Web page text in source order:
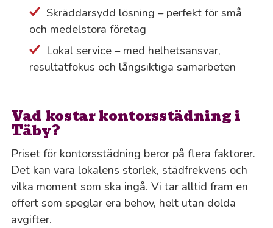
Skräddarsydd lösning – perfekt för små
och medelstora företag
Lokal service – med helhetsansvar,
resultatfokus och långsiktiga samarbeten
Vad kostar kontorsstädning i
Täby?
Priset för kontorsstädning beror på flera faktorer.
Det kan vara lokalens storlek, städfrekvens och
vilka moment som ska ingå. Vi tar alltid fram en
offert som speglar era behov, helt utan dolda
avgifter.